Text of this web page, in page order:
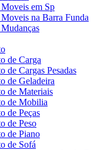
em Sp
na Barra Funda
de Carga
de Cargas Pesadas
de Geladeira
de Materiais
de Mobilia
de Peças
de Peso
de Piano
de Sofá